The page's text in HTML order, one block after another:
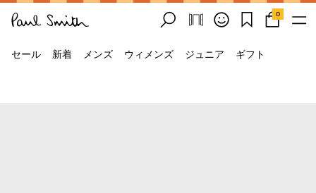
0
セール 新着 メンズ ウィメンズ ジュニア ギフト